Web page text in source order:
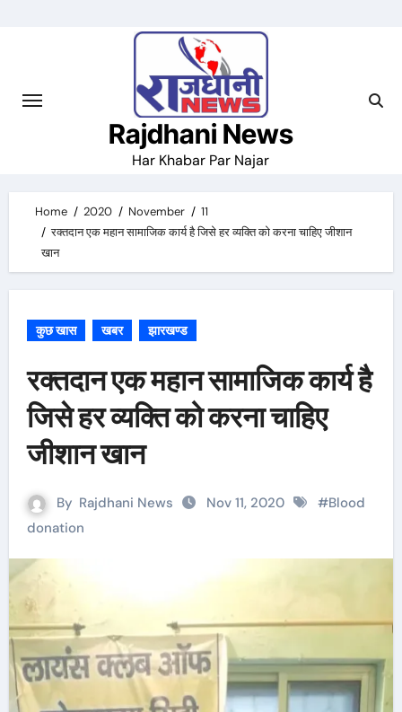
Rajdhani News
Har Khabar Par Najar
Home 2020 November
11
रक्तदान एक महान सामाजिक कार्य है जिसे हर व्यक्ति को करना चाहिए जीशान
खान
कुछ खास खबर झारखण्ड
रक्तदान एक महान सामाजिक कार्य है
जिसे हर व्यक्ति को करना चाहिए
जीशान खान
By Rajdhani News Nov 11, 2020 #Blood
donation